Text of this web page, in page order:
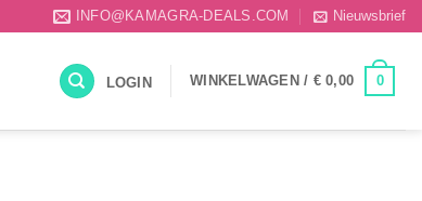
INFO@KAMAGRA-DEALS.COM Nieuwsbrief
LOGIN WINKELWAGEN / €0,00 0